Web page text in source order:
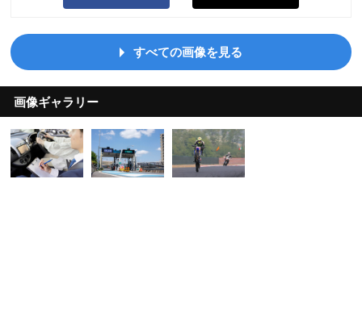
すべての画像を見る
画像ギャラリー